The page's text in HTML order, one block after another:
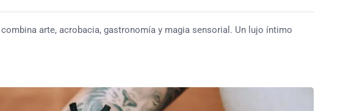
arte, acrobacia, gastronomía y magia sensorial. Un lujo íntimo